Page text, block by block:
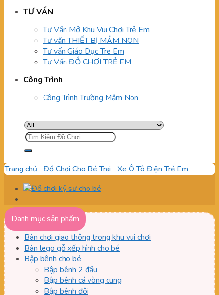
TƯ VẤN
Tư Vấn Mở Khu Vui Chơi Trẻ Em
Tư vấn THIẾT BỊ MẦM NON
Tư vấn Giáo Dục Trẻ Em
Tư Vấn ĐỒ CHƠI TRẺ EM
Công Trình
Công Trình Trường Mầm Non
Tìm
kiếm:
Trang chủ Đồ Chơi Cho Bé Trai Xe Ô Tô Điện Trẻ Em
Danh mục sản phẩm
Bàn chơi giao thông trong khu vui chơi
Bàn lego gỗ xếp hình cho bé
Bập bênh cho bé
Bập bênh 2 đầu
Bập bênh cá vòng cung
Bập bênh đôi